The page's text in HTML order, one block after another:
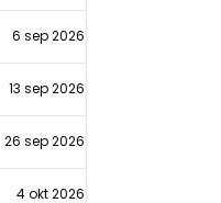
6 sep 2026
13 sep 2026
26 sep 2026
4 okt 2026